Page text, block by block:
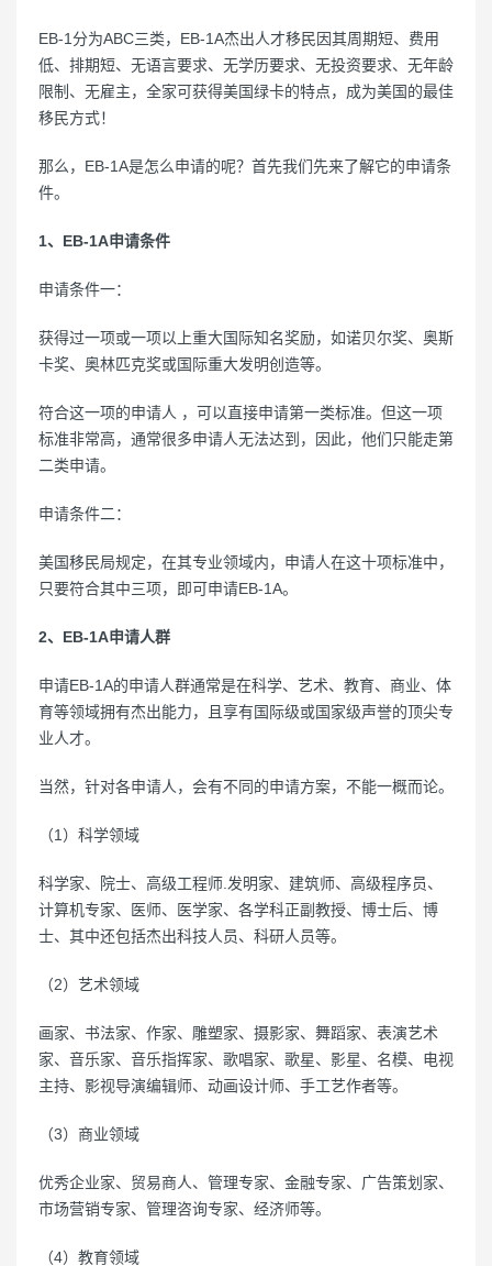
EB-1分为ABC三类，EB-1A杰出人才移民因其周期短、费用
低、排期短、无语言要求、无学历要求、无投资要求、无年龄
限制、无雇主，全家可获得美国绿卡的特点，成为美国的最佳
移民方式！
那么，EB-1A是怎么申请的呢？首先我们先来了解它的申请条
件。
1、EB-1A申请条件
申请条件一：
获得过一项或一项以上重大国际知名奖励，如诺贝尔奖、奥斯
卡奖、奥林匹克奖或国际重大发明创造等。
符合这一项的申请人 ，可以直接申请第一类标准。但这一项
标准非常高，通常很多申请人无法达到，因此，他们只能走第
二类申请。
申请条件二：
美国移民局规定，在其专业领域内，申请人在这十项标准中，
只要符合其中三项，即可申请EB-1A。
2、EB-1A申请人群
申请EB-1A的申请人群通常是在科学、艺术、教育、商业、体
育等领域拥有杰出能力，且享有国际级或国家级声誉的顶尖专
业人才。
当然，针对各申请人，会有不同的申请方案，不能一概而论。
（1）科学领域
科学家、院士、高级工程师.发明家、建筑师、高级程序员、
计算机专家、医师、医学家、各学科正副教授、博士后、博
士、其中还包括杰出科技人员、科研人员等。
（2）艺术领域
画家、书法家、作家、雕塑家、摄影家、舞蹈家、表演艺术
家、音乐家、音乐指挥家、歌唱家、歌星、影星、名模、电视
主持、影视导演编辑师、动画设计师、手工艺作者等。
（3）商业领域
优秀企业家、贸易商人、管理专家、金融专家、广告策划家、
市场营销专家、管理咨询专家、经济师等。
（4）教育领域